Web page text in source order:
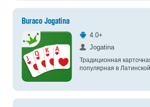
Buraco Jogatina
4.0+
Jogatina
Традиционная
популярная в